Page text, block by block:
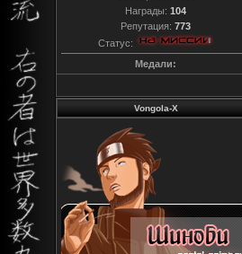
Награды: 104
Репутация: 773
Статус:
Медали:
Vongola-X